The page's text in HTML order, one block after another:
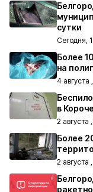
сутки
Сегодня,
Более
на
4 августа
в
2 августа ,
Более
2 августа